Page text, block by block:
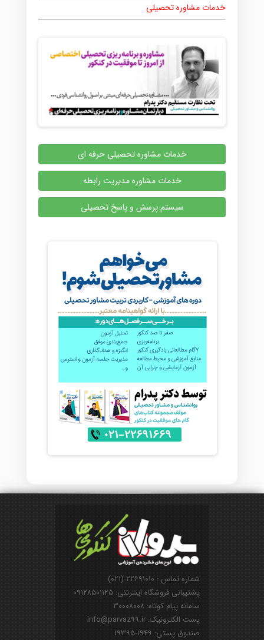
خدمات مشاوره تحصیلی
خدمات مشاوره تحصیلی حرفه ای
خدمات مشاوره مدیریت رابطه
سیستم پرسش و پاسخ تحصیلی
شماره تماس : ۲۲۶۹۱۰۱۰-(۰۲۱)
پشتیبانی فروشگاه اینترنتی: ۰۹۱۲۸۵۰۱۱۲۵
سامانه پیام کوتاه: ۳۰۰۰۸۰۰۸
پست الکترونیک: info@parvaz99.ir
صندوق پستی: ۱۹۴۹-۱۹۳۹۵